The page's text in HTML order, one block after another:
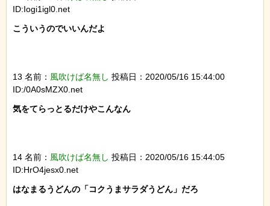
ID:Iogi1igl0.net
こういうのでいいんだよ
13 名前： 風吹けば名無し 投稿日：2020/05/16 15:44:00
ID:/0A0sMZX0.net
気をてらっとるだけやこんなん
14 名前： 風吹けば名無し 投稿日：2020/05/16 15:44:05
ID:HrO4jesx0.net
はなまるうどんの「コクうまサラダうどん」だろ